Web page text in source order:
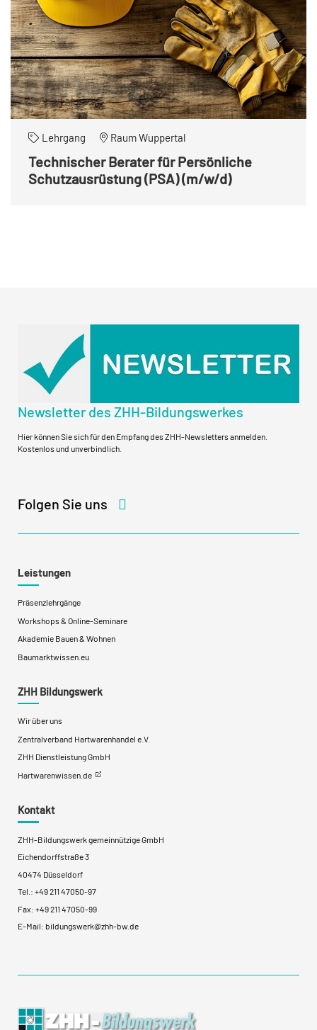
Lehrgang Raum Wuppertal
Technischer Berater für Persönliche
Schutzausrüstung (PSA) (m/w/d)
Newsletter des ZHH-Bildungswerkes
Hier können Sie sich für den Empfang des ZHH-Newsletters anmelden.
Kostenlos und unverbindlich.
Folgen Sie uns
Leistungen
Präsenzlehrgänge
Workshops & Online-Seminare
Akademie Bauen & Wohnen
Baumarktwissen.eu
ZHH Bildungswerk
Wir über uns
Zentralverband Hartwarenhandel e.V.
ZHH Dienstleistung GmbH
Hartwarenwissen.de
Kontakt
ZHH-Bildungswerk gemeinnützige GmbH
Eichendorffstraße 3
40474 Düsseldorf
Tel.: +49 211 47050-97
Fax: +49 211 47050-99
E-Mail: bildungswerk@zhh-bw.de